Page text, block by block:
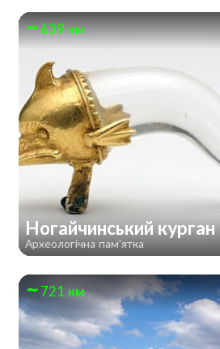
639 км
Ногайчинський курган
Археологічна пам'ятка
721 км